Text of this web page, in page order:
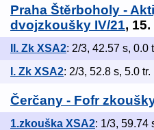
Praha Štěrboholy -
dvojzkoušky IV/21,
II. Zk XSA2: 2/3, 42.57 s, 0.0
I. Zk XSA2: 2/3, 52.8 s, 5.0
Čerčany - Fofr
1.zkouška XSA2: 1/3, 59.74